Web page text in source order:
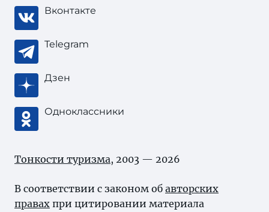
Вконтакте
Telegram
Дзен
Одноклассники
Тонкости туризма, 2003 — 2026
В соответствии с законом об авторских
правах при цитировании материала